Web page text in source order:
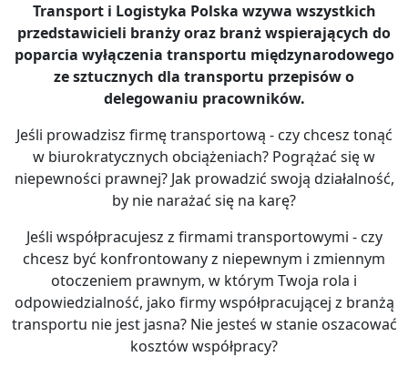
Transport i Logistyka Polska wzywa wszystkich
przedstawicieli branży oraz branż wspierających do
poparcia wyłączenia transportu międzynarodowego
ze sztucznych dla transportu przepisów o
delegowaniu pracowników.
Jeśli prowadzisz firmę transportową - czy chcesz tonąć
w biurokratycznych obciążeniach? Pogrążać się w
niepewności prawnej? Jak prowadzić swoją działalność,
by nie narażać się na karę?
Jeśli współpracujesz z firmami transportowymi - czy
chcesz być konfrontowany z niepewnym i zmiennym
otoczeniem prawnym, w którym Twoja rola i
odpowiedzialność, jako firmy współpracującej z branżą
transportu nie jest jasna? Nie jesteś w stanie oszacować
kosztów współpracy?